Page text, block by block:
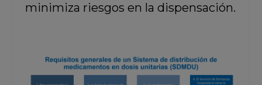
minimiza riesgos en la dispensación.